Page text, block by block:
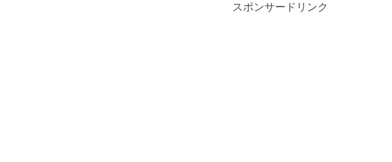
スポンサードリンク